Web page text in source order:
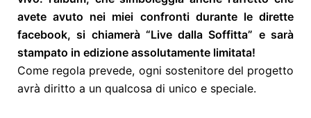
avete avuto nei miei confronti durante le dirette
facebook, si chiamerà “Live dalla Soffitta” e sarà
stampato in edizione assolutamente limitata!
Come regola prevede, ogni sostenitore del progetto
avrà diritto a un qualcosa di unico e speciale.